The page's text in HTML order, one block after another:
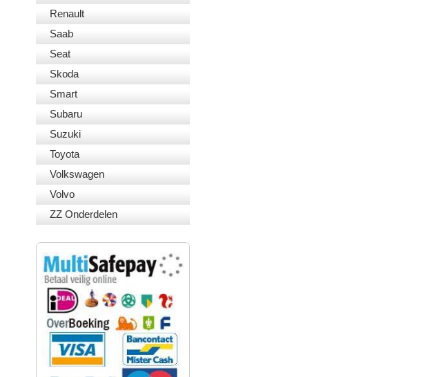
Renault
Saab
Seat
Skoda
Smart
Subaru
Suzuki
Toyota
Volkswagen
Volvo
ZZ Onderdelen